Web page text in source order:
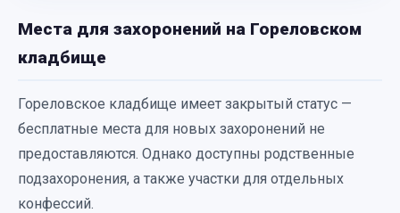
Места для захоронений на Гореловском
кладбище
Гореловское кладбище имеет закрытый статус —
бесплатные места для новых захоронений не
предоставляются. Однако доступны родственные
подзахоронения, а также участки для отдельных
конфессий.